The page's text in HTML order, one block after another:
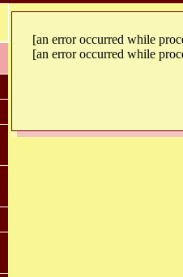
[an error occurred while
[an error occurred while